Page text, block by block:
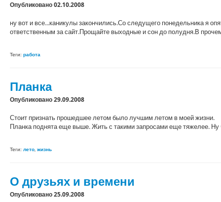
Опубликовано 02.10.2008
ну вот и все...каникулы закончились.Со следущего понедельника я
ответственным за сайт.Прощайте выходные и сон до полудня.В
Теги: работа
Планка
Опубликовано 29.09.2008
Стоит признать прошедшее летом было лучшим летом в моей жизни.
Планка поднята еще выше. Жить с такими запросами еще тяжелее.
Теги: лето, жизнь
О друзьях и времени
Опубликовано 25.09.2008